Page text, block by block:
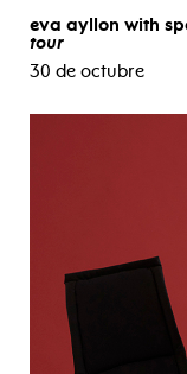
eva ayllon with
tour
30 de octubre